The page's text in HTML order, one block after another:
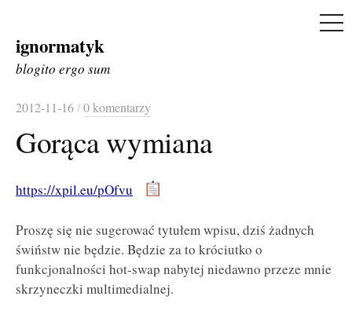
Skip
to
ignormatyk
blogito ergo sum
2012-11-16/0 komentarzy
Gorąca wymiana
https://xpil.eu/pOfvu
Proszę się nie sugerować tytułem wpisu, dziś żadnych
świństw nie będzie. Będzie za to króciutko o
funkcjonalności hot-swap nabytej niedawno przeze mnie
skrzyneczki multimedialnej.